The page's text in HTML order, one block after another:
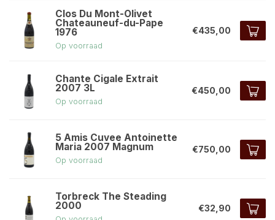
Clos Du Mont-Olivet
Chateauneuf-du-Pape
1976
Op voorraad
€435,00
Chante Cigale Extrait
2007 3L
Op voorraad
€450,00
5 Amis Cuvee Antoinette
Maria 2007 Magnum
Op voorraad
€750,00
Torbreck The Steading
2000 €32,90